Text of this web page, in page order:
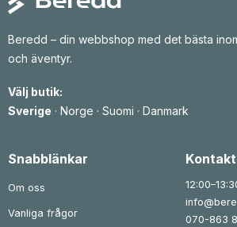
Beredd – din webbshop med det bästa
och äventyr.
Välj butik:
Sverige · Norge · Suomi · Danmark
Snabblänkar
Om oss
Vanliga frågor
070-863